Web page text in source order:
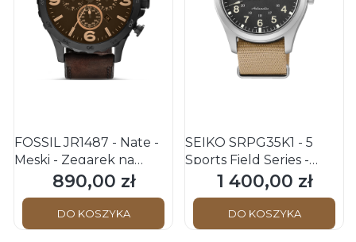
FOSSIL JR1487 - Nate -
Męski - Zegarek na
Cena
890,00 zł
DO KOSZYKA
SEIKO SRPG35K1 - 5
Sports Field Series -
Męski - Zegarek
mechaniczny
Cena
1 400,00 zł
DO KOSZYKA